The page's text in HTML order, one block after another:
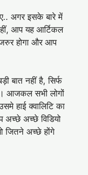
अगर इसके बारे में
आप यह आर्टिकल
होगा और आप
बात नहीं है, सिर्फ
आजकल सभी लोगों
हाई क्वालिटि का
अच्छे अच्छे विडियो
जितने अच्छे होंगे